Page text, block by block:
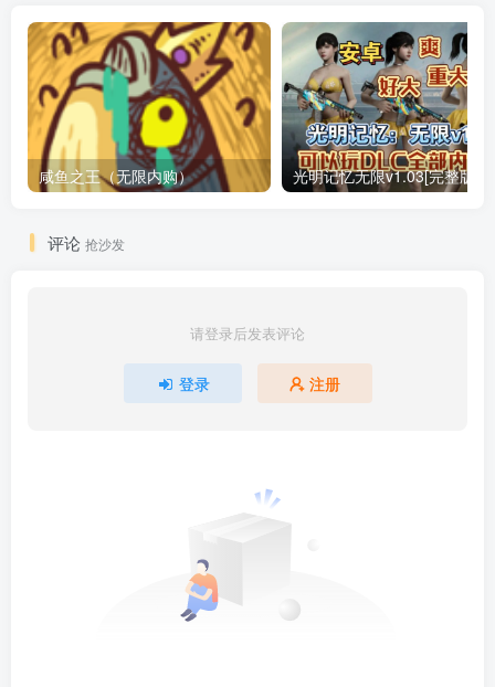
咸鱼之王（无限内购）
评论 抢沙发
请登录后发表评论
登录 注册